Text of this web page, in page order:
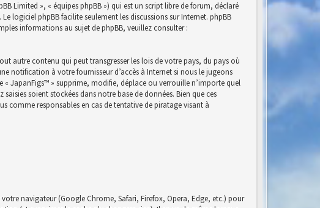
Limited », « équipes phpBB ») qui est un script libre de forum, déclaré
. Le logiciel phpBB facilite seulement les discussions sur Internet. phpBB
informations au sujet de phpBB, veuillez consulter :
autre contenu qui peut transgresser les lois de votre pays, du pays où
notification à votre fournisseur d’accès à Internet si nous le jugeons
« JapanFigs™ » supprime, modifie, déplace ou verrouille n’importe quel
soient stockées dans notre base de données. Bien que ces
comme responsables en cas de tentative de piratage visant à
navigateur (Google Chrome, Safari, Firefox, Opera, Edge, etc.) pour